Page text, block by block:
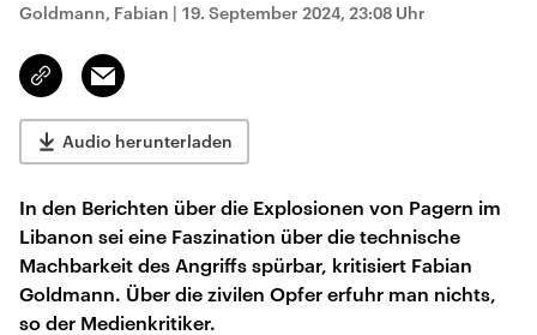
Goldmann, Fabian | 19. September 2024, 23:08 Uhr
Link
kopieren/teilen
Email
Audio herunterladen
In den Berichten über die Explosionen von Pagern im
Libanon sei eine Faszination über die technische
Machbarkeit des Angriffs spürbar, kritisiert Fabian
Goldmann. Über die zivilen Opfer erfuhr man nichts,
so der Medienkritiker.